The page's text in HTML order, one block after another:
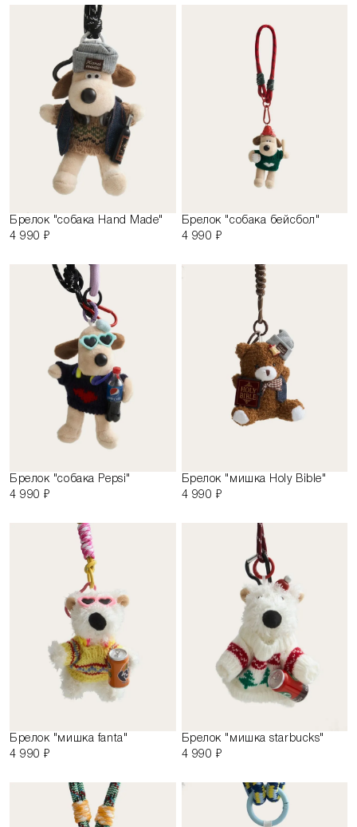
Брелок "собака Hand Made"
4 990 ₽
Брелок "собака бейсбол"
4 990 ₽
Брелок "собака Pepsi"
4 990 ₽
Брелок "мишка Holy Bible"
4 990 ₽
Брелок "мишка fanta"
4 990 ₽
Брелок "мишка starbuсks"
4 990 ₽